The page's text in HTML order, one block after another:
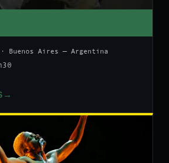
Buenos Aires — Argentina
→